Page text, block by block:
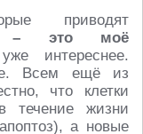
приводят
– это моё
интереснее.
Всем ещё из
что клетки
течение жизни
а новые